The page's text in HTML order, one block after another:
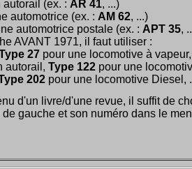
autorail (ex. : AR 41, ...)
automotrice (ex. : AM 62, ...)
automotrice postale (ex. : APT 35,
AVANT 1971, il faut utiliser :
27 pour une locomotive à
autorail, Type 122 pour une
202 pour une locomotive Diesel,
d'un livre/d'une revue, il suffit de
gauche et son numéro dans le